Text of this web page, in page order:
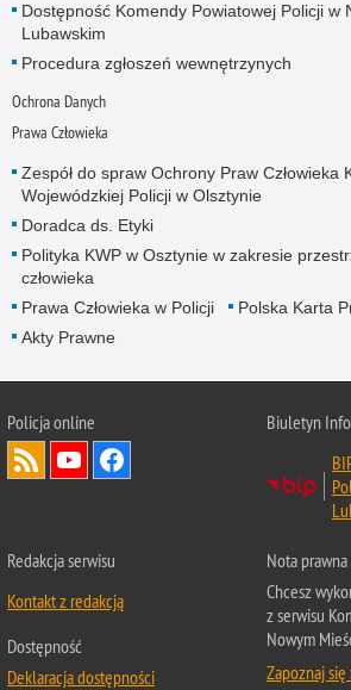
Dostępność Komendy Powiatowej Policji w
Lubawskim
Procedura zgłoszeń wewnętrzynych
Ochrona Danych
Prawa Człowieka
Zespół do spraw Ochrony Praw Człowieka
Wojewódzkiej Policji w Olsztynie
Doradca ds. Etyki
Polityka KWP w Osztynie w zakresie
człowieka
Prawa Człowieka w Policji
Polska Karta
Akty Prawne
Policja online
Biuletyn
Redakcja serwisu
Kontakt z redakcją
Dostępność
Deklaracja dostępności
Nota prawna
Chcesz
z serwisu
Nowym
Zapoznaj się